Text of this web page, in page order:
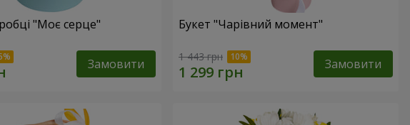
"Моє серце"
Замовити
Букет "Чарівний момент"
1 443 грн Замовити